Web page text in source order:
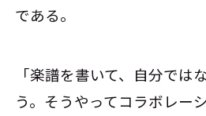
である。
「楽譜を書いて、自分では
う。そうやってコラボレー